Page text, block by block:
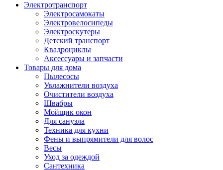
Электротранспорт
Электросамокаты
Электровелосипеды
Электроскутеры
Детский транспорт
Квадроциклы
Аксессуары и запчасти
Товары для дома
Пылесосы
Увлажнители воздуха
Очистители воздуха
Швабры
Мойщик окон
Для санузла
Техника для кухни
Фены и выпрямители для волос
Весы
Уход за одеждой
Сантехника